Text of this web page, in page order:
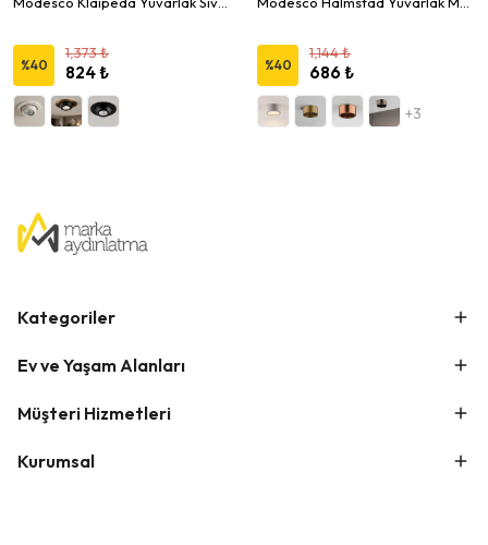
%40
1,373 ₺
824 ₺ %40
1,144 ₺
686 ₺
+3
Kategoriler
Ev ve Yaşam Alanları
Müşteri Hizmetleri
Kurumsal